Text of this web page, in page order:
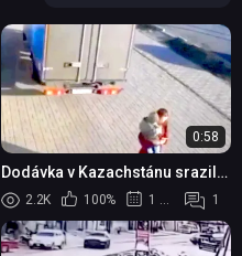
0:58
Dodávka v Kazachstánu srazila
na chodníku matku s dítětem:
Žena skončila s těžkým
zraněním v nemo...
2.2K 100% 1 měsíc 1